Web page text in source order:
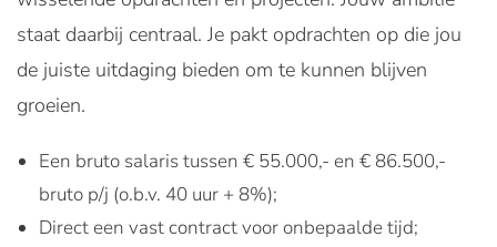
staat daarbij centraal. Je pakt opdrachten op die jou
de juiste uitdaging bieden om te kunnen blijven
groeien.
Een bruto salaris tussen € 55.000,- en € 86.500,-
bruto p/j (o.b.v. 40 uur + 8%);
Direct een vast contract voor onbepaalde tijd;